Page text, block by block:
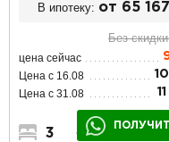
В ипотеку: от 65
Без
цена сейчас
Цена с 16.08
Цена с 31.08
3 3